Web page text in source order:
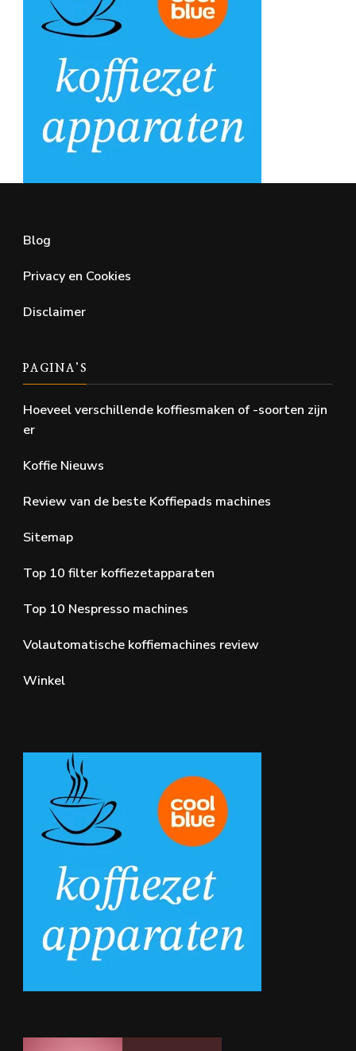
Blog
Privacy en Cookies
Disclaimer
PAGINA’S
Hoeveel verschillende koffiesmaken of -soorten zijn
er
Koffie Nieuws
Review van de beste Koffiepads machines
Sitemap
Top 10 filter koffiezetapparaten
Top 10 Nespresso machines
Volautomatische koffiemachines review
Winkel